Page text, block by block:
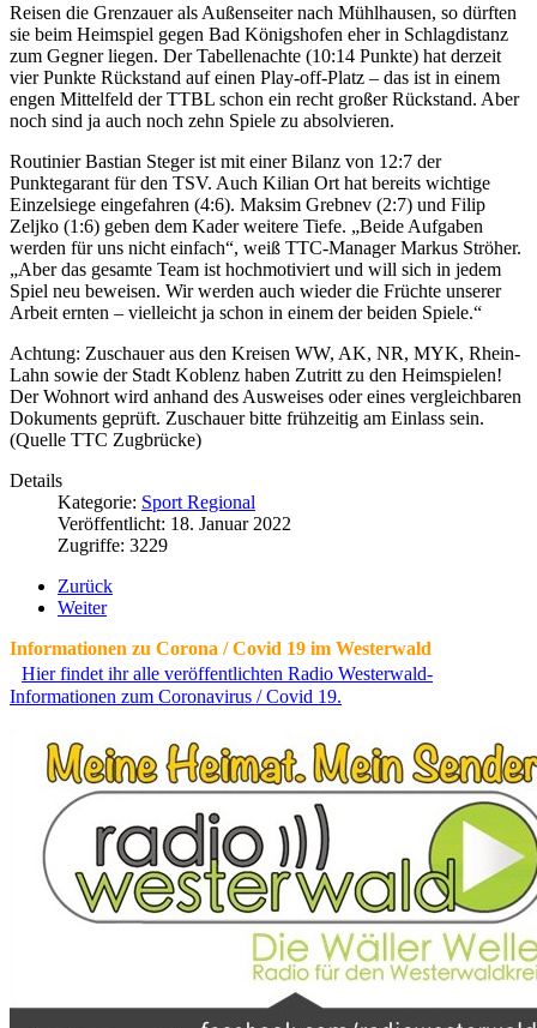
Reisen die Grenzauer als Außenseiter nach Mühlhausen, so dürften
sie beim Heimspiel gegen Bad Königshofen eher in Schlagdistanz
zum Gegner liegen. Der Tabellenachte (10:14 Punkte) hat derzeit
vier Punkte Rückstand auf einen Play-off-Platz – das ist in einem
engen Mittelfeld der TTBL schon ein recht großer Rückstand. Aber
noch sind ja auch noch zehn Spiele zu absolvieren.
Routinier Bastian Steger ist mit einer Bilanz von 12:7 der
Punktegarant für den TSV. Auch Kilian Ort hat bereits wichtige
Einzelsiege eingefahren (4:6). Maksim Grebnev (2:7) und Filip
Zeljko (1:6) geben dem Kader weitere Tiefe. „Beide Aufgaben
werden für uns nicht einfach“, weiß TTC-Manager Markus Ströher.
„Aber das gesamte Team ist hochmotiviert und will sich in jedem
Spiel neu beweisen. Wir werden auch wieder die Früchte unserer
Arbeit ernten – vielleicht ja schon in einem der beiden Spiele.“
Achtung: Zuschauer aus den Kreisen WW, AK, NR, MYK, Rhein-
Lahn sowie der Stadt Koblenz haben Zutritt zu den Heimspielen!
Der Wohnort wird anhand des Ausweises oder eines vergleichbaren
Dokuments geprüft. Zuschauer bitte frühzeitig am Einlass sein.
(Quelle TTC Zugbrücke)
Details
Kategorie: Sport Regional
Veröffentlicht: 18. Januar 2022
Zugriffe: 3229
Zurück
Weiter
Informationen zu Corona / Covid 19 im Westerwald
Hier findet ihr alle veröffentlichten Radio Westerwald-
Informationen zum Coronavirus / Covid 19.